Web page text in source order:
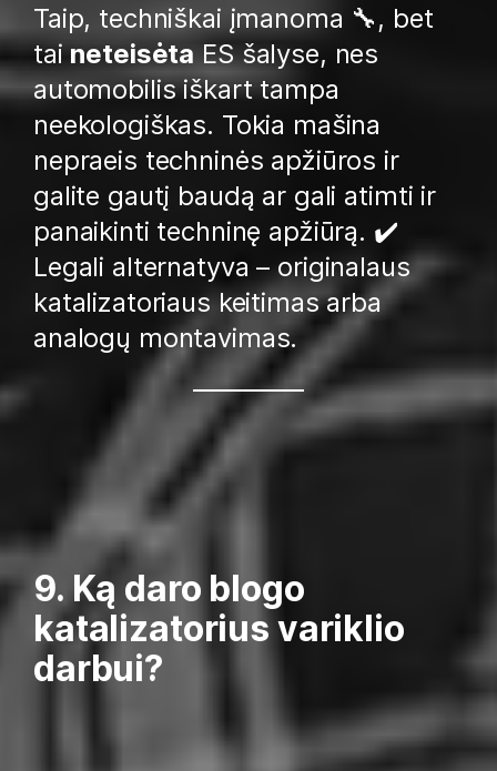
Taip, techniškai įmanoma 🔧, bet
taineteisėta ES šalyse, nes
automobilis iškart tampa
neekologiškas. Tokia mašina
nepraeis techninės apžiūros ir
galite gautį baudą ar gali atimti ir
panaikinti techninę apžiūrą. ✔️
Legali alternatyva – originalaus
katalizatoriaus keitimas arba
analogų montavimas.
9. Ką daro blogo
katalizatorius variklio
darbui?